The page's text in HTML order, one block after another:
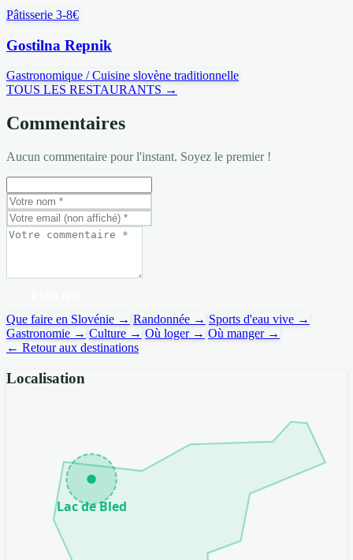
Pâtisserie 3-8€
Gostilna Repnik
Gastronomique / Cuisine slovène traditionnelle
TOUS LES RESTAURANTS →
Commentaires
Aucun commentaire pour l'instant. Soyez le premier !
Que faire en Slovénie → Randonnée → Sports d'eau vive →
Gastronomie → Culture → Où loger → Où manger →
← Retour aux destinations
Localisation
Lac de Bled